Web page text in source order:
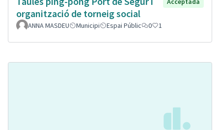
organització de torneig social
ANNA MASDEU Municipi Espai Públic 0 1